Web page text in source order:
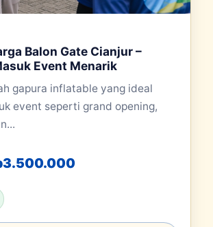
Balon Gate Cianjur –
Event Menarik
gapura inflatable yang ideal
event seperti grand opening,
aslinya adalah:
3.500.000Harga saat ini